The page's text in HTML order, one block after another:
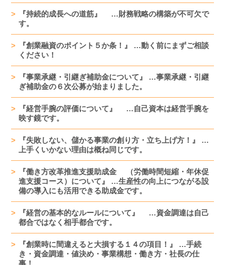
『持続的成長への道筋』 …財務戦略の構築が不可欠で
す。
『創業融資のポイント５か条！』 …動く前にまずご相談
ください！
『事業承継・引継ぎ補助金について』 …事業承継・引継
ぎ補助金の６次公募が始まりました。
『経営手腕の評価について』 …自己資本は経営手腕を
映す鏡です。
『失敗しない、儲かる事業の創り方・立ち上げ方！』 …
上手くいかない理由は概ね同じです。
『働き方改革推進支援助成金 （労働時間短縮・年休促
進支援コース）について』 …生産性の向上につながる設
備の導入にも活用できる助成金です。
『経営の基本的なルールについて』 …資金調達は自己
都合ではなく相手都合です。
『創業時に間違えると大損する１４の項目！』 …手続
き・資金調達・値決め・事業構想・働き方・社長の仕